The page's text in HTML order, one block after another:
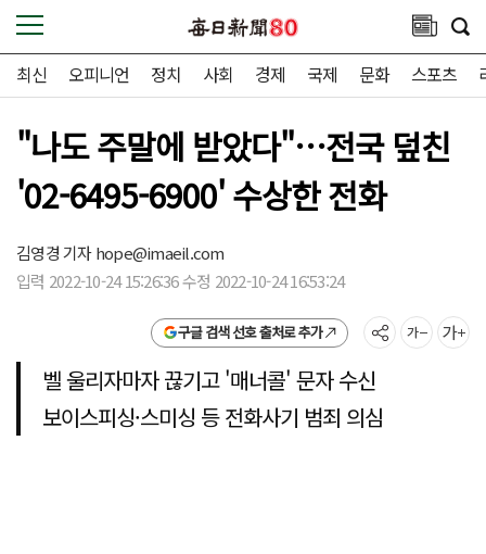
최신 오피니언 정치 사회 경제 국제 문화 스포츠
"나도 주말에 받았다"…전국 덮친
'02-6495-6900' 수상한 전화
김영경 기자hope@imaeil.com
입력 2022-10-24 15:26:36 수정 2022-10-24 16:53:24
구글 검색 선호 출처로 추가
벨 울리자마자 끊기고 '매너콜' 문자 수신
보이스피싱·스미싱 등 전화사기 범죄 의심